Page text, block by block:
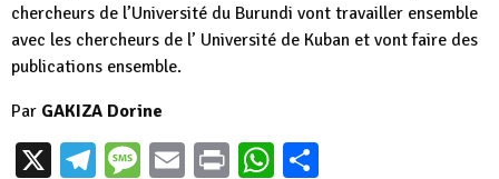
chercheurs de l’Université du Burundi vont travailler ensemble
avec les chercheurs de l’ Université de Kuban et vont faire des
publications ensemble.
Par GAKIZA Dorine
X Telegram
Message
EmailPrintWhatsApp